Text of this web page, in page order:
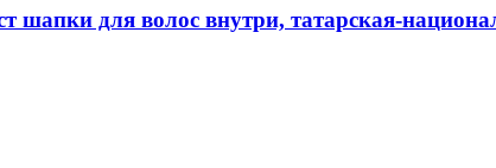
шапки для волос внутри, татарская-